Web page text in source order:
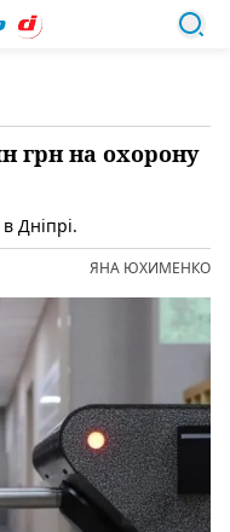
грн на охорону
Дніпрі.
ЯНА ЮХИМЕНКО